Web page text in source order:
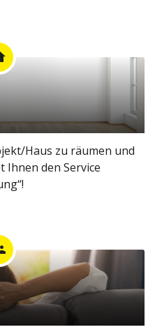
Haus zu räumen und
Ihnen den Service